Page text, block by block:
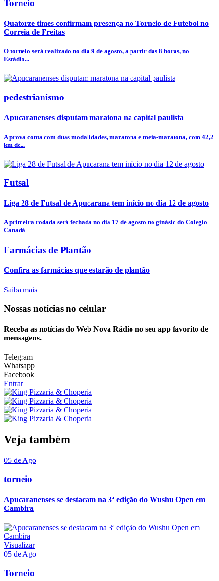
Torneio
Quatorze times confirmam presença no Torneio de Futebol no
Correia de Freitas
O torneio será realizado no dia 9 de agosto, a partir das 8 horas, no
Estádio...
pedestrianismo
Apucaranenses disputam maratona na capital paulista
A prova conta com duas modalidades, maratona e meia-maratona, com 42,2
km de...
Futsal
Liga 28 de Futsal de Apucarana tem início no dia 12 de agosto
A primeira rodada será fechada no dia 17 de agosto no ginásio do Colégio
Canadá
Farmácias de Plantão
Confira as farmácias que estarão de plantão
Saiba mais
Nossas notícias no celular
Receba as notícias do Web Nova Rádio no seu app favorito de
mensagens.
Telegram
Whatsapp
Facebook
Entrar
Veja também
05 de Ago
torneio
Apucaranenses se destacam na 3ª edição do Wushu Open em
Cambira
Visualizar
05 de Ago
Torneio